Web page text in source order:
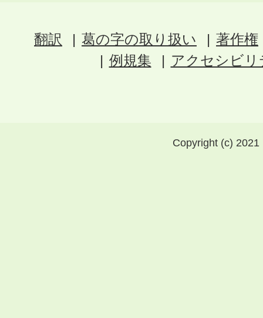
翻訳 葛の字の取り扱い
著作権
例規集
アクセシビ
Copyright (c)